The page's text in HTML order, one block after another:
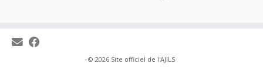
· © 2026 Site officiel de l'AJILS